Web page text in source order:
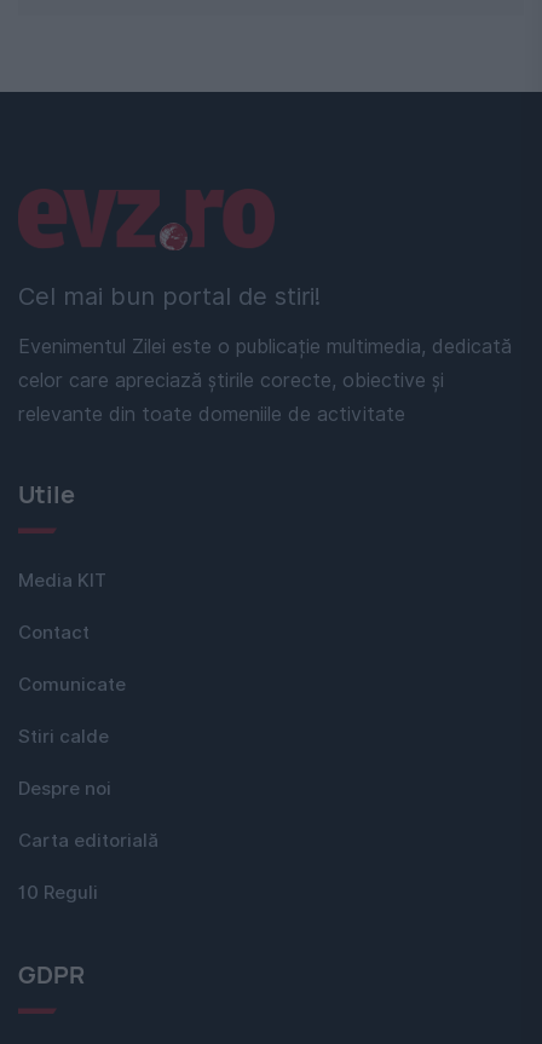
Cel mai bun portal de stiri!
Evenimentul Zilei este o publicație multimedia, dedicată
celor care apreciază știrile corecte, obiective și
relevante din toate domeniile de activitate
Linkuri utile
Utile
Media KIT
Contact
Comunicate
Stiri calde
Despre noi
Carta editorială
10 Reguli
GDPR